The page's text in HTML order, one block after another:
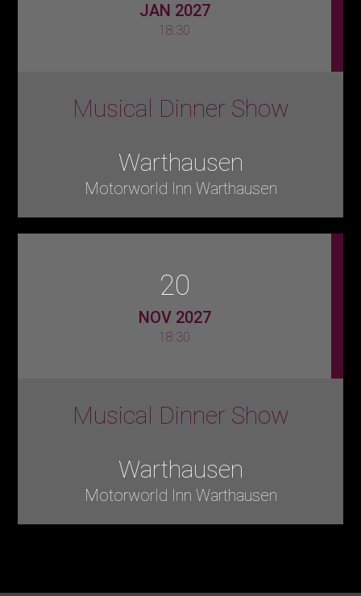
JAN 2027
18:30
Musical Dinner Show
Warthausen
Motorworld Inn Warthausen
20
NOV 2027
18:30
Musical Dinner Show
Warthausen
Motorworld Inn Warthausen